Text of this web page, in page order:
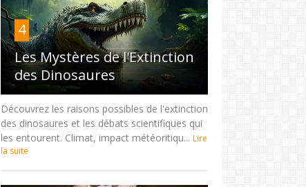
4
Les Mystères de l'Extinction
des Dinosaures
Découvrez les raisons possibles de l'extinction
des dinosaures et les débats scientifiques qui
les entourent. Climat, impact météoritiqu... Lire
la suite